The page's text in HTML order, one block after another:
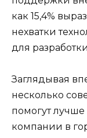
как 15,4%
нехватки
для
Заглядывая
несколько
помогут
компании в